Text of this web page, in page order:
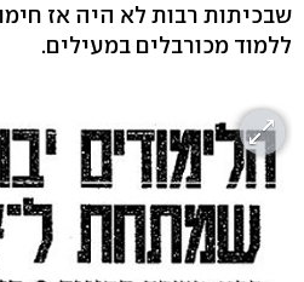
שבכיתות רבות לא היה אז
ללמוד מכורבלים במעילים.